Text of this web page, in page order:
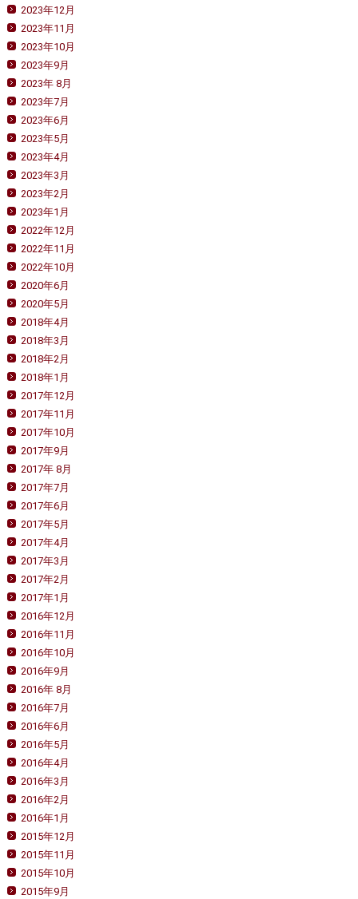
2023年12月
2023年11月
2023年10月
2023年9月
2023年 8月
2023年7月
2023年6月
2023年5月
2023年4月
2023年3月
2023年2月
2023年1月
2022年12月
2022年11月
2022年10月
2020年6月
2020年5月
2018年4月
2018年3月
2018年2月
2018年1月
2017年12月
2017年11月
2017年10月
2017年9月
2017年 8月
2017年7月
2017年6月
2017年5月
2017年4月
2017年3月
2017年2月
2017年1月
2016年12月
2016年11月
2016年10月
2016年9月
2016年 8月
2016年7月
2016年6月
2016年5月
2016年4月
2016年3月
2016年2月
2016年1月
2015年12月
2015年11月
2015年10月
2015年9月